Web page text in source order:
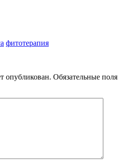
фитотерапия
опубликован. Обязательные поля